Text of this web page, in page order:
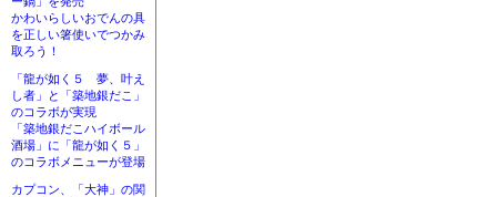
かわいらしいおでんの具
を正しい箸使いでつかみ
取ろう！
「龍が如く５ 夢、叶え
し者」と「築地銀だこ」
のコラボが実現
「築地銀だこハイボール
酒場」に「龍が如く５」
のコラボメニューが登場
カプコン、「大神」の関